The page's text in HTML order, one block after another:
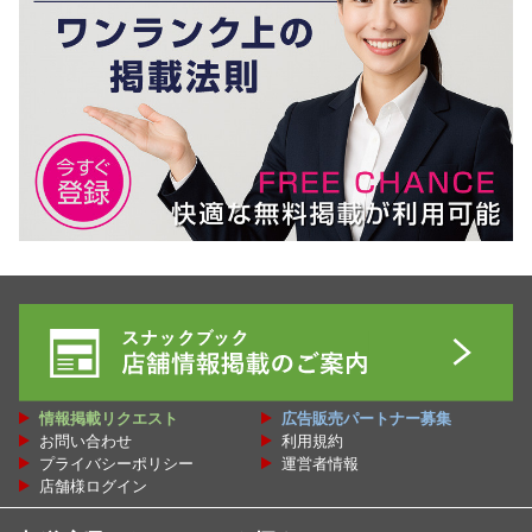
情報掲載リクエスト
広告販売パートナー募集
お問い合わせ
利用規約
プライバシーポリシー
運営者情報
店舗様ログイン